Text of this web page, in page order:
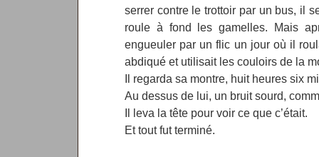
serrer contre le trottoir par un bus, il
roule à fond les gamelles. Mais
engueuler par un flic un jour où il
abdiqué et utilisait les couloirs de la
Il regarda sa montre, huit heures six
Au dessus de lui, un bruit sourd,
Il leva la tête pour voir ce que c’était.
Et tout fut terminé.